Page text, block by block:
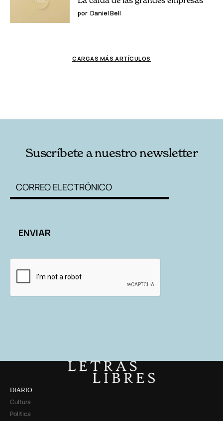
por Daniel Bell
CARGAS MÁS ARTÍCULOS
Suscríbete a nuestro newsletter
DIARIO
Cultura
Política